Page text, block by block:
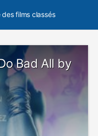
des films classés
Bad All by